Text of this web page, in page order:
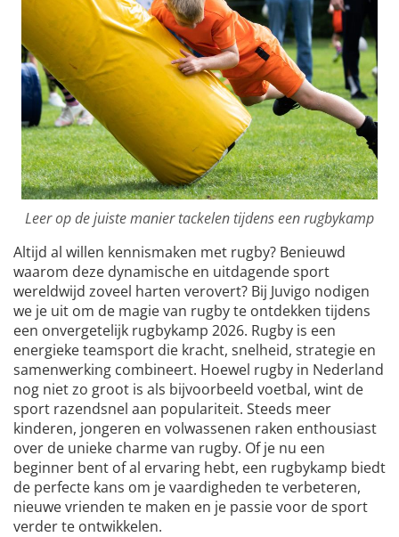
Leer op de juiste manier tackelen tijdens een rugbykamp
Altijd al willen kennismaken met rugby? Benieuwd
waarom deze dynamische en uitdagende sport
wereldwijd zoveel harten verovert? Bij Juvigo nodigen
we je uit om de magie van rugby te ontdekken tijdens
een onvergetelijk rugbykamp 2026. Rugby is een
energieke teamsport die kracht, snelheid, strategie en
samenwerking combineert. Hoewel rugby in Nederland
nog niet zo groot is als bijvoorbeeld voetbal, wint de
sport razendsnel aan populariteit. Steeds meer
kinderen, jongeren en volwassenen raken enthousiast
over de unieke charme van rugby. Of je nu een
beginner bent of al ervaring hebt, een rugbykamp biedt
de perfecte kans om je vaardigheden te verbeteren,
nieuwe vrienden te maken en je passie voor de sport
verder te ontwikkelen.